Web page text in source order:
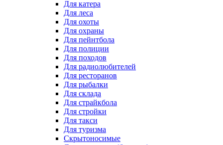
Для катера
Для леса
Для охоты
Для охраны
Для пейнтбола
Для полиции
Для походов
Для радиолюбителей
Для ресторанов
Для рыбалки
Для склада
Для страйкбола
Для стройки
Для такси
Для туризма
Скрытоносимые